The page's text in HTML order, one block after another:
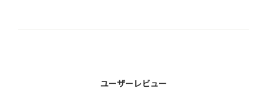
ユーザーレビュー